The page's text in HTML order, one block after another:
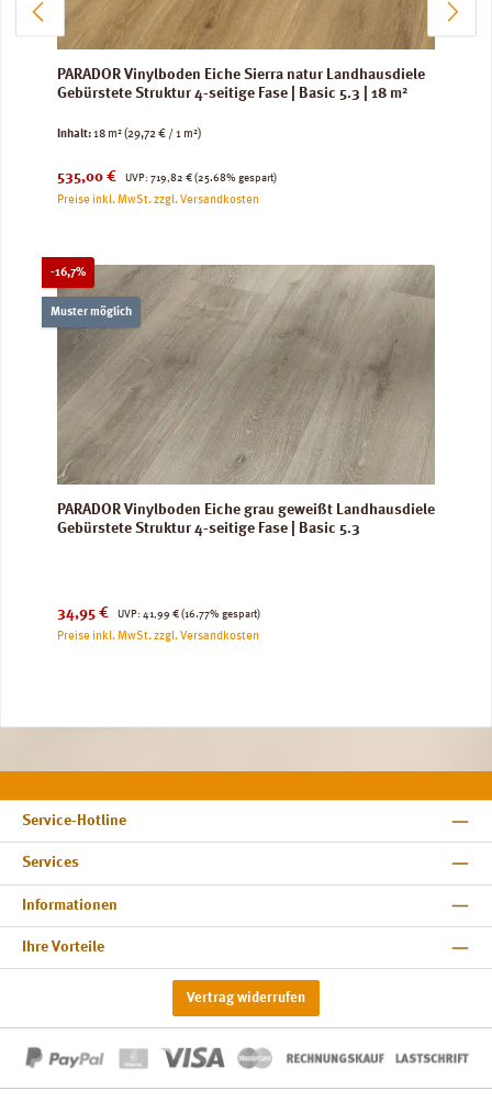
PARADOR Vinylboden Eiche Sierra natur Landhausdiele
Gebürstete Struktur 4-seitige Fase | Basic 5.3 | 18 m²
Inhalt:18 m²(29,72 € / 1 m²)
Verkaufspreis:
535,00 € UVP:
Regulärer Preis:
719,82 € (25.68% gespart)
Preise inkl. MwSt. zzgl. Versandkosten
-16,7%Rabatt
Muster möglich
PARADOR Vinylboden Eiche grau geweißt Landhausdiele
Gebürstete Struktur 4-seitige Fase | Basic 5.3
Verkaufspreis:
34,95 € UVP:
Regulärer Preis:
41,99 € (16.77% gespart)
Preise inkl. MwSt. zzgl. Versandkosten
Service-Hotline
Services
Informationen
Ihre Vorteile
Vertrag widerrufen